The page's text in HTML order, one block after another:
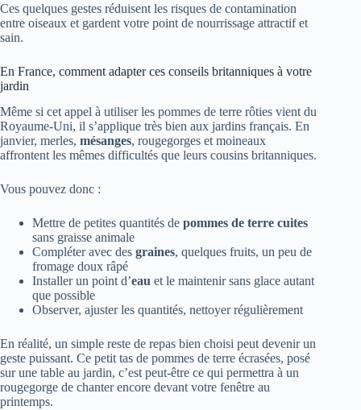
Ces quelques gestes réduisent les risques de contamination
entre oiseaux et gardent votre point de nourrissage attractif et
sain.
En France, comment adapter ces conseils britanniques à votre
jardin
Même si cet appel à utiliser les pommes de terre rôties vient du
Royaume-Uni, il s’applique très bien aux jardins français. En
janvier, merles, mésanges, rougegorges et moineaux
affrontent les mêmes difficultés que leurs cousins britanniques.
Vous pouvez donc :
Mettre de petites quantités de pommes de terre cuites
sans graisse animale
Compléter avec des graines, quelques fruits, un peu de
fromage doux râpé
Installer un point d’eau et le maintenir sans glace autant
que possible
Observer, ajuster les quantités, nettoyer régulièrement
En réalité, un simple reste de repas bien choisi peut devenir un
geste puissant. Ce petit tas de pommes de terre écrasées, posé
sur une table au jardin, c’est peut-être ce qui permettra à un
rougegorge de chanter encore devant votre fenêtre au
printemps.